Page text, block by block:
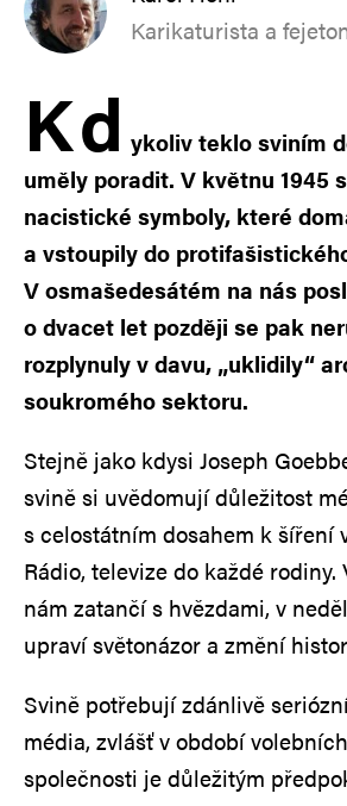
Karikaturista a
Kd ykoliv teklo sviním
uměly poradit. V květnu 1945
nacistické symboly, které
a vstoupily do
V osmašedesátém na nás
o dvacet let později se pak
rozplynuly v davu, „uklidily“
soukromého sektoru.
Stejně jako kdysi Joseph
svině si uvědomují důležitost
s celostátním dosahem k šíření
Rádio, televize do každé rodiny.
nám zatančí s hvězdami, v
upraví světonázor a změní
Svině potřebují zdánlivě
média, zvlášť v období
společnosti je důležitým